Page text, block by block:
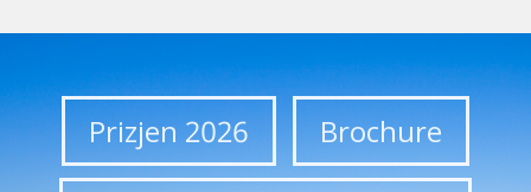
Prizjen 2026 Brochure